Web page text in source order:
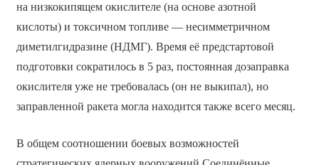
на низкокипящем окислителе (на основе азотной
кислоты) и токсичном топливе — несимметричном
диметилгидразине (НДМГ). Время её предстартовой
подготовки сократилось в 5 раз, постоянная дозаправка
окислителя уже не требовалась (он не выкипал), но
заправленной ракета могла находится также всего месяц.
В общем соотношении боевых возможностей